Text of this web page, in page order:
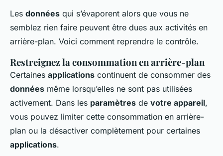
Les données qui s’évaporent alors que vous ne
semblez rien faire peuvent être dues aux activités en
arrière-plan. Voici comment reprendre le contrôle.
Restreignez la consommation en arrière-plan
Certaines applications continuent de consommer des
données même lorsqu’elles ne sont pas utilisées
activement. Dans les paramètres de votre appareil,
vous pouvez limiter cette consommation en arrière-
plan ou la désactiver complètement pour certaines
applications.